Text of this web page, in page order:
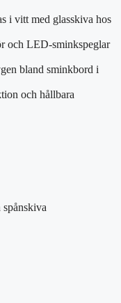
i vitt med glasskiva hos
och LED-sminkspeglar
bland sminkbord i
och hållbara